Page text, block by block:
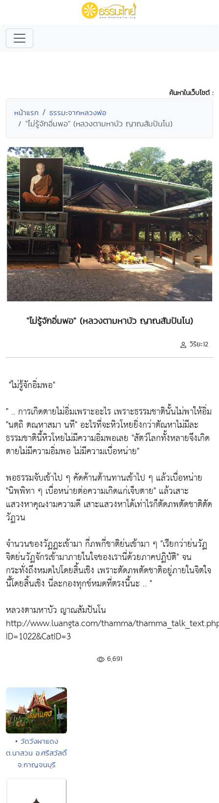
ค้นหาในเว็บไซต์ :
หน้าแรก ธรรมะจากหลวงพ่อ
"ไม่รู้จักอิ่มพอ" (หลวงตามหาบัว ญาณสัมปันโน)
"ไม่รู้จักอิ่มพอ" (หลวงตามหาบัว ญาณสัมปันโน)
วิริยะ12
"ไม่รู้จักอิ่มพอ"
" .. การเกิดตายไม่อิ่มเพราะอะไร เพราะธรรมชาตินั้นไม่พาให้อิ่ม
"นตฺถิ ตณฺหาสมา นที"อะไรที่จะหิวโหยยิ่งกว่าตัณหาไม่มีละ
ธรรมชาตินี้หิวโหยไม่มีความอิ่มพอเลย "สัตว์โลกทั้งหลายจึงเกิด
ตายไม่มีความอิ่มพอ ไม่มีความเบื่อหน่าย"
พอธรรมจับเข้าไป ๆ คัดค้านต้านทานเข้าไป ๆ แล้วเบื่อหน่าย
"นิพฺพิทา ๆ เบื่อหน่ายต่อความเกิดแก่เจ็บตาย" แล้วเสาะ
แสวงหาคุณงามความดี เสาะแสวงหาได้เท่าไรก็ตัดภพตัดชาติตัด
วัฏวน
จำนวนของวัฏฏะเข้ามา กี่ภพกี่ชาติย่นเข้ามา ๆ "เรียกว่าย่นวัฏ
จิตย่นวัฏจักรเข้ามาภายในใจของเรานี่ด้วยภาคปฏิบัติ"จน
กระทั่งถึงหมดไปโดยสิ้นเชิง เพราะตัดภพตัดชาติอยู่ภายในจิตใจ
นี้โดยสิ้นเชิง นี่ละกองทุกข์หมดที่ตรงนี้นะ .. "
หลวงตามหาบัว ญาณสัมปันโน
http://www.luangta.com/thamma/
ID=1022&CatID=3
6,691
• วัดวังผาแดง
ต.นาสวน อ.ศรีสวัสดิ์
จ.กาญจนบุรี